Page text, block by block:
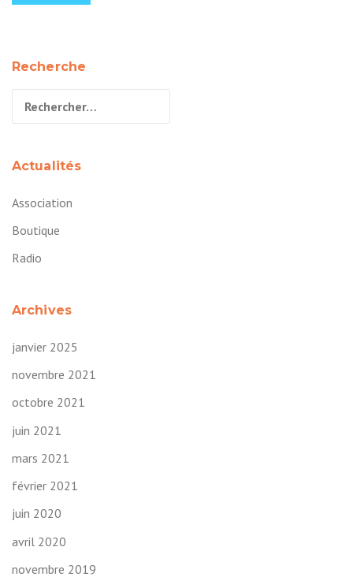
Recherche
Actualités
Association
Boutique
Radio
Archives
janvier 2025
novembre 2021
octobre 2021
juin 2021
mars 2021
février 2021
juin 2020
avril 2020
novembre 2019